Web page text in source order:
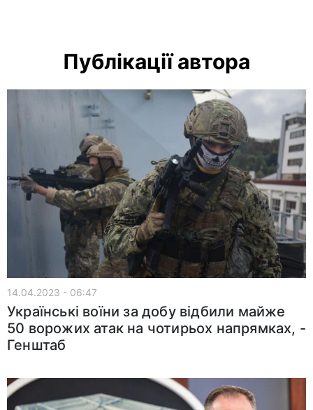
Публікації автора
14.04.2023 - 06:47
Українські воїни за добу відбили майже
50 ворожих атак на чотирьох напрямках, -
Генштаб